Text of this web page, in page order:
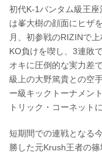
初代K-1バンタム級王
は峯大樹の顔面にヒザ
月、初参戦のRIZINで
KO負けを喫し、3連敗
オキに圧倒的な実力差
級上の大野篤貴との空
ー級キックトーナメン
トリック・コーネット
短期間での連戦となる
勝した元Krush王者の